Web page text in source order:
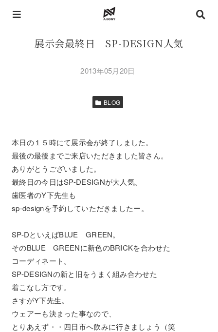
展示会最終日 SP-DESIGN人気
2013年05月20日
BLOG
本日の１５時にて展示会が終了しました。
最後の最後までご来店いただきました皆さん。
ありがとうございました。
最終日の今日はSP-DESIGNが大人気。
歯医者のY下先生も
sp-designを予約していただきましたー。
SP-DといえばBLUE GREEN。
そのBLUE GREENに新色のBRICKを合わせた
コーディネート。
SP-DESIGNの新と旧をうまく組み合わせた
着こなし方です。
さすがY下先生。
ウェアーも決まった事なので、
とりあえず・・四日市へ飲みに行きましょう（笑